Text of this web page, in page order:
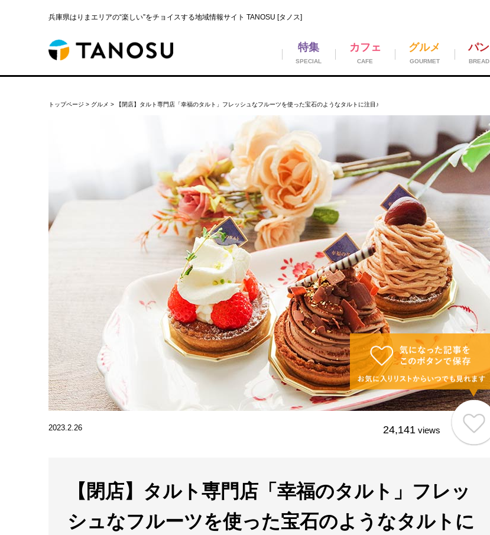
兵庫県はりまエリアの“楽しい”をチョイスする地域情報サイト TANOSU [タノス]
パン
BREAD
グルメ
GOURMET
カフェ
CAFE
特集
SPECIAL
トップページ > グルメ > 【閉店】タルト専門店「幸福のタルト」フレッシュなフルーツを使った宝石のようなタルトに注目♪
2023.2.26 24,141 views
【閉店】タルト専門店「幸福のタルト」フレッ
シュなフルーツを使った宝石のようなタルトに